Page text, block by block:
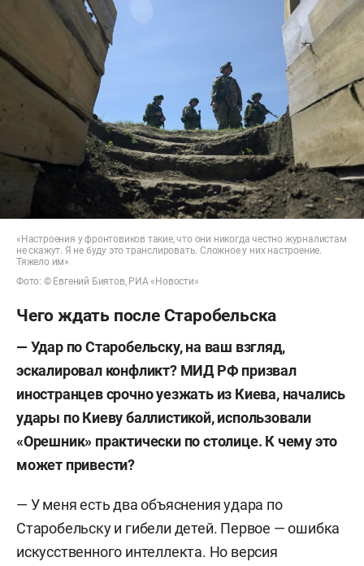
«Настроения у фронтовиков такие, что они никогда честно журналистам
не скажут. Я не буду это транслировать. Сложное у них настроение.
Тяжело им»
Фото: © Евгений Биятов, РИА «Новости»
Чего ждать после Старобельска
— Удар по Старобельску, на ваш взгляд,
эскалировал конфликт? МИД РФ призвал
иностранцев срочно уезжать из Киева, начались
удары по Киеву баллистикой, использовали
«Орешник» практически по столице. К чему это
может привести?
— У меня есть два объяснения удара по
Старобельску и гибели детей. Первое — ошибка
искусственного интеллекта. Но версия